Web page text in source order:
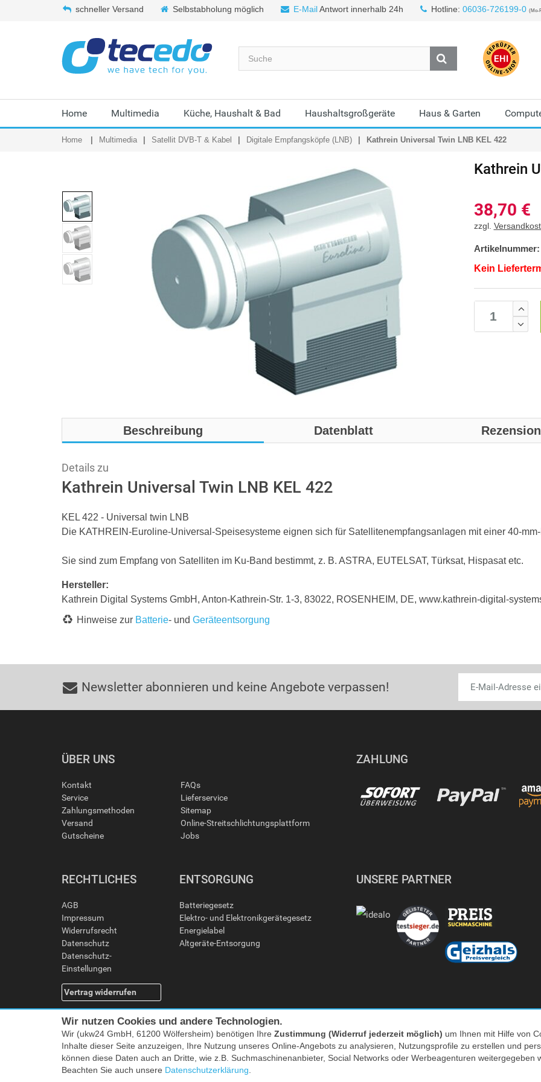
schneller Versand Selbstabholung möglich E-MailAntwort innerhalb 24h Hotline: 06036-726199-0 (Mo-
Home Multimedia Küche, Haushalt & Bad Haushaltsgroßgeräte Haus & Garten
Home Multimedia Satellit DVB-T & Kabel Digitale Empfangsköpfe (LNB) Kathrein Universal Twin LNB KEL 422
Kathrein
38,70 €
zzgl.
Artikelnummer:
Kein
Beschreibung Datenblatt
Details zu
Kathrein Universal Twin LNB KEL 422
KEL 422 - Universal twin LNB
Die KATHREIN-Euroline-Universal-Speisesysteme eignen sich für Satellitenempfangsanlagen mit einer 40-
Sie sind zum Empfang von Satelliten im Ku-Band bestimmt, z. B. ASTRA, EUTELSAT, Türksat, Hispasat etc.
Hersteller:
Kathrein Digital Systems GmbH, Anton-Kathrein-Str. 1-3, 83022, ROSENHEIM, DE, www.kathrein-digital-
Hinweise zur Batterie- und Geräteentsorgung
Newsletter abonnieren und keine Angebote verpassen!
ÜBER UNS
Kontakt
Service
Zahlungsmethoden
Versand
Gutscheine
FAQs
Lieferservice
Sitemap
Online-Streitschlichtungsplattform
Jobs
ZAHLUNG
RECHTLICHES
AGB
Impressum
Widerrufsrecht
Datenschutz
Datenschutz-
Einstellungen
Vertrag widerrufen
ENTSORGUNG
Batteriegesetz
Elektro- und Elektronikgerätegesetz
Energielabel
Altgeräte-Entsorgung
UNSERE PARTNER
Facebook |twitter
Wir nutzen Cookies und andere Technologien.
Wir (ukw24 GmbH, 61200 Wölfersheim) benötigen Ihre Zustimmung (Widerruf jederzeit möglich) um Ihnen mit Hilfe von
Inhalte dieser Seite anzuzeigen, Ihre Nutzung unseres Online-Angebots zu analysieren, Nutzungsprofile zu erstellen und
können diese Daten auch an Dritte, wie z.B. Suchmaschinenanbieter, Social Networks oder Werbeagenturen
Beachten Sie auch unsere Datenschutzerklärung.